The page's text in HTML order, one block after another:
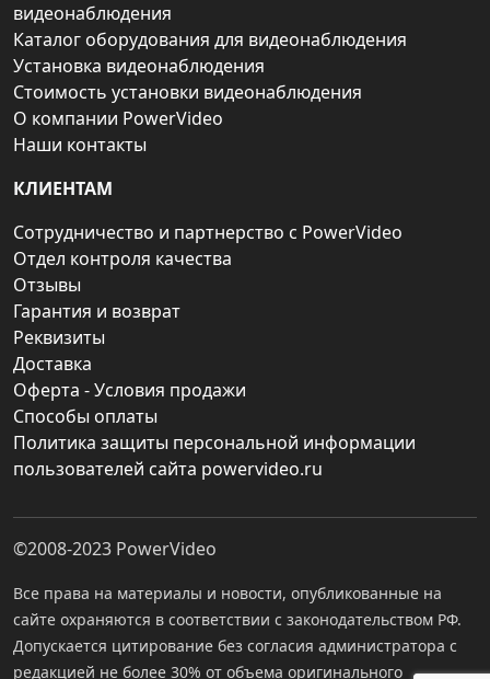
видеонаблюдения
Каталог оборудования для видеонаблюдения
Установка видеонаблюдения
Стоимость установки видеонаблюдения
О компании PowerVideo
Наши контакты
КЛИЕНТАМ
Сотрудничество и партнерство с PowerVideo
Отдел контроля качества
Отзывы
Гарантия и возврат
Реквизиты
Доставка
Оферта - Условия продажи
Способы оплаты
Политика защиты персональной информации
пользователей сайта powervideo.ru
©2008-2023 PowerVideo
Все права на материалы и новости, опубликованные на
сайте охраняются в соответствии с законодательством РФ.
Допускается цитирование без согласия администратора с
редакцией не более 30% от объема оригинального